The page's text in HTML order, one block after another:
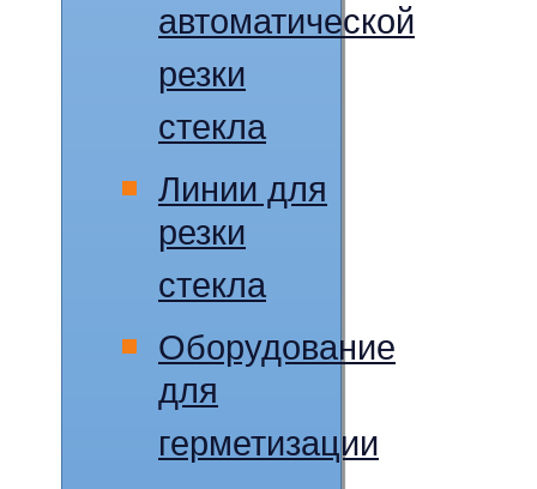
автоматической
резки
стекла
Линии для
резки
стекла
Оборудование
для
герметизации